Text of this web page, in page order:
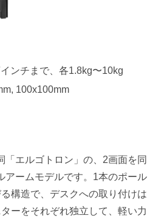
ンチまで、各1.8kg〜10kg
100x100mm
「エルゴトロン」の、2画面を同
アームモデルです。1本のポール
構造で、デスクへの取り付けは
ーをそれぞれ独立して、軽い力